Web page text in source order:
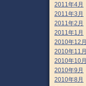
2011年4月
2011年3月
2011年2月
2011年1月
2010年12月
2010年11月
2010年10月
2010年9月
2010年8月